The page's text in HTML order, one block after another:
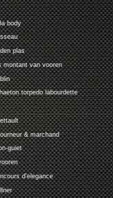
body
plas
montant van vooren
torpedo labourdette
& marchand
guiet
d'elegance